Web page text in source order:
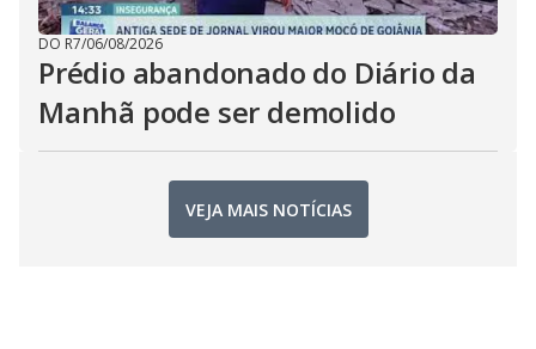
DO R7/06/08/2026
Prédio abandonado do Diário da
Manhã pode ser demolido
VEJA MAIS NOTÍCIAS